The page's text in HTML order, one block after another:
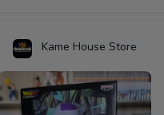
Kame House Store